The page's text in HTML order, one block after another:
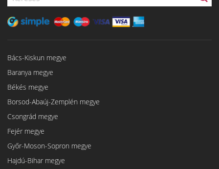
Bács-Kiskun megye
Baranya megye
Békés megye
Borsod-Abaúj-Zemplén megye
Csongrád megye
Fejér megye
Győr-Moson-Sopron megye
Hajdú-Bihar megye